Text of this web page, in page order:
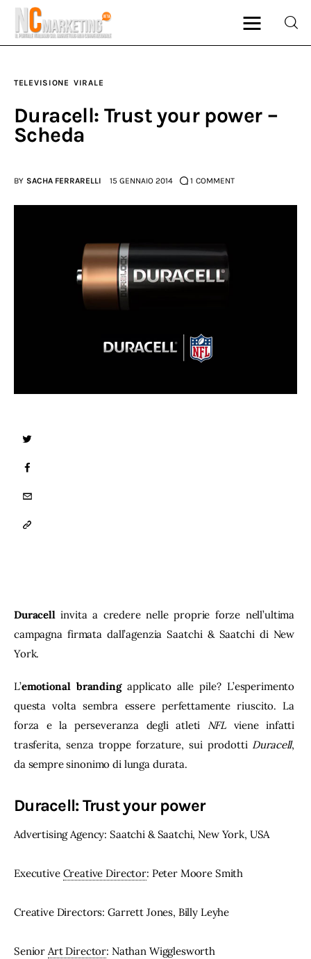
Rubriche
Glossario
NCMarketing
Partner
TELEVISIONE VIRALE
Duracell: Trust your power –
Scheda
BY SACHA FERRARELLI 15 GENNAIO 2014 1 COMMENT
TWITTER
FACEBOOK
EMAIL
COPY
Duracell invita a credere nelle proprie forze nell’ultima
campagna firmata dall’agenzia Saatchi & Saatchi di New
York.
L’emotional branding applicato alle pile? L’esperimento
questa volta sembra essere perfettamente riuscito. La
forza e la perseveranza degli atleti NFL viene infatti
trasferita, senza troppe forzature, sui prodotti Duracell,
da sempre sinonimo di lunga durata.
Duracell: Trust your power
Advertising Agency: Saatchi & Saatchi, New York, USA
Executive Creative Director: Peter Moore Smith
Creative Directors: Garrett Jones, Billy Leyhe
Senior Art Director: Nathan Wigglesworth